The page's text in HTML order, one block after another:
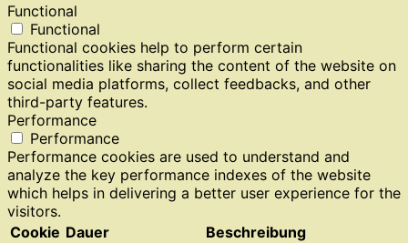
Functional
Functional
Functional cookies help to perform certain
functionalities like sharing the content of the website on
social media platforms, collect feedbacks, and other
third-party features.
Performance
Performance
Performance cookies are used to understand and
analyze the key performance indexes of the website
which helps in delivering a better user experience for the
visitors.
Cookie Dauer Beschreibung